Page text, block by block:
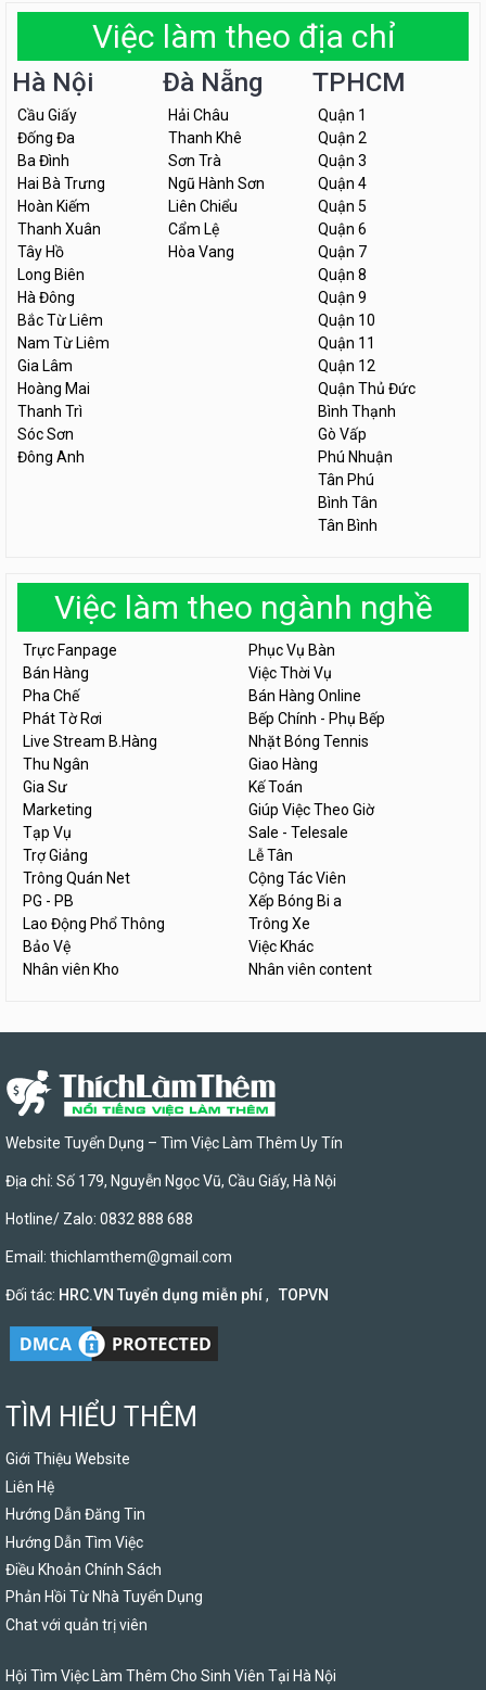
Việc làm theo địa chỉ
Hà Nội
Cầu Giấy
Đống Đa
Ba Đình
Hai Bà Trưng
Hoàn Kiếm
Thanh Xuân
Tây Hồ
Long Biên
Hà Đông
Bắc Từ Liêm
Nam Từ Liêm
Gia Lâm
Hoàng Mai
Thanh Trì
Sóc Sơn
Đông Anh
Đà Nẵng
Hải Châu
Thanh Khê
Sơn Trà
Ngũ Hành Sơn
Liên Chiểu
Cẩm Lệ
Hòa Vang
TPHCM
Quận 1
Quận 2
Quận 3
Quận 4
Quận 5
Quận 6
Quận 7
Quận 8
Quận 9
Quận 10
Quận 11
Quận 12
Quận Thủ Đức
Bình Thạnh
Gò Vấp
Phú Nhuận
Tân Phú
Bình Tân
Tân Bình
Việc làm theo ngành nghề
Trực Fanpage
Phục Vụ Bàn
Bán Hàng
Việc Thời Vụ
Pha Chế
Bán Hàng Online
Phát Tờ Rơi
Bếp Chính - Phụ Bếp
Live Stream B.Hàng
Nhặt Bóng Tennis
Thu Ngân
Giao Hàng
Gia Sư
Kế Toán
Marketing
Giúp Việc Theo Giờ
Tạp Vụ
Sale - Telesale
Trợ Giảng
Lễ Tân
Trông Quán Net
Cộng Tác Viên
PG - PB
Xếp Bóng Bi a
Lao Động Phổ Thông
Trông Xe
Bảo Vệ
Việc Khác
Nhân viên Kho
Nhân viên content
Website Tuyển Dụng – Tìm Việc Làm Thêm Uy Tín
Địa chỉ: Số 179, Nguyễn Ngọc Vũ, Cầu Giấy, Hà Nội
Hotline/ Zalo: 0832 888 688
Email: thichlamthem@gmail.com
Đối tác: HRC.VN Tuyển dụng miễn phí, TOPVN
TÌM HIỂU THÊM
Giới Thiệu Website
Liên Hệ
Hướng Dẫn Đăng Tin
Hướng Dẫn Tìm Việc
Điều Khoản Chính Sách
Phản Hồi Từ Nhà Tuyển Dụng
Chat với quản trị viên
Hội Tìm Việc Làm Thêm Cho Sinh Viên Tại Hà Nội